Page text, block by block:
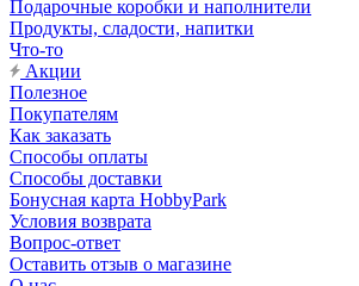
Подарочные коробки и наполнители
Продукты, сладости, напитки
Что-то
Акции
Полезное
Покупателям
Как заказать
Способы оплаты
Способы доставки
Бонусная карта HobbyPark
Условия возврата
Вопрос-ответ
Оставить отзыв о магазине